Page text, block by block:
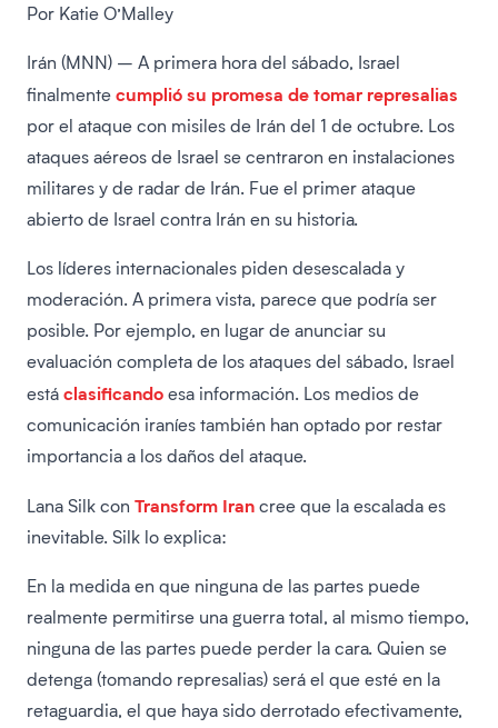
Por Katie O’Malley
Irán (MNN) – A primera hora del sábado, Israel
finalmentecumplió su promesa de tomar represalias
por el ataque con misiles de Irán del 1 de octubre. Los
ataques aéreos de Israel se centraron en instalaciones
militares y de radar de Irán. Fue el primer ataque
abierto de Israel contra Irán en su historia.
Los líderes internacionales piden desescalada y
moderación. A primera vista, parece que podría ser
posible. Por ejemplo, en lugar de anunciar su
evaluación completa de los ataques del sábado, Israel
estáclasificandoesa información. Los medios de
comunicación iraníes también han optado por restar
importancia a los daños del ataque.
Lana Silk con Transform Irancree que la escalada es
inevitable. Silk lo explica:
En la medida en que ninguna de las partes puede
realmente permitirse una guerra total, al mismo tiempo,
ninguna de las partes puede perder la cara. Quien se
detenga (tomando represalias) será el que esté en la
retaguardia, el que haya sido derrotado efectivamente,